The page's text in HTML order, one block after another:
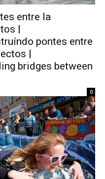
entre la
|
pontes entre
|
bridges between
0